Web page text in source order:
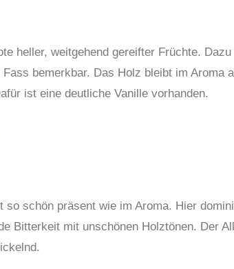
heller, weitgehend gereifter Früchte. Dazu
bemerkbar. Das Holz bleibt im Aroma
ist eine deutliche Vanille vorhanden.
schön präsent wie im Aroma. Hier
Bitterkeit mit unschönen Holztönen. Der
.